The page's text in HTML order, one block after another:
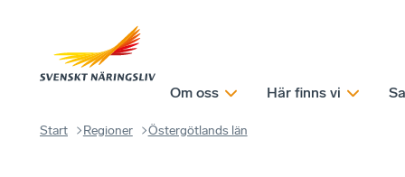
Om oss Här finns vi
Start Regioner Östergötlands län